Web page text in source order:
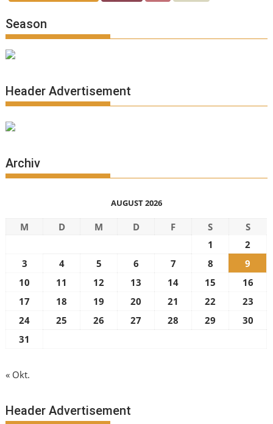
Season
Header Advertisement
Archiv
AUGUST 2026
M D M D F S
S
1
2
3
4 5 6 7 8
9
10
11 12 13 14 15
16
17
18 19 20 21 22
23
24
25 26 27 28 29
30
31
« Okt.
Header Advertisement